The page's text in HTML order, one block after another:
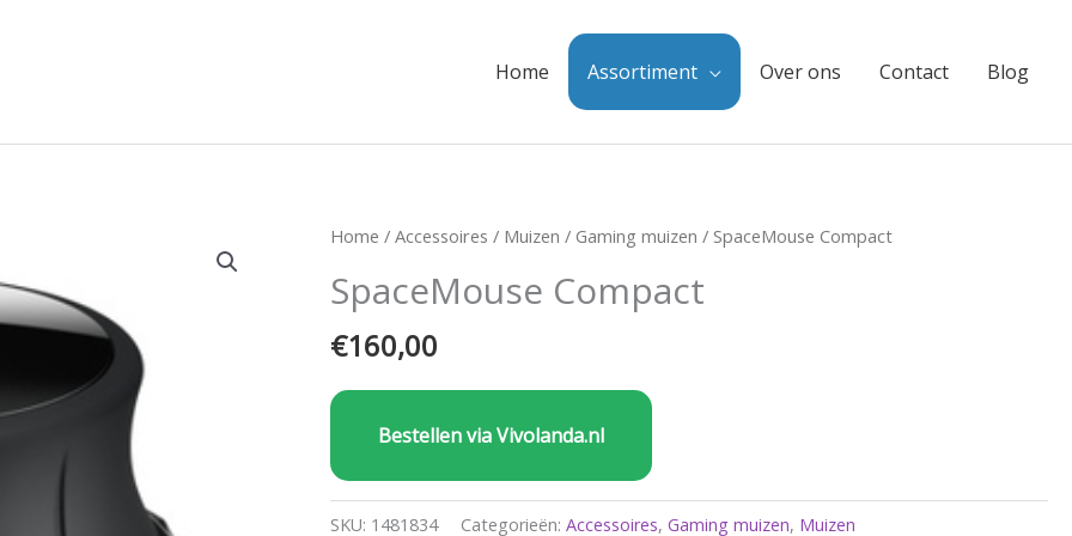
Home Assortiment Over ons Contact Blog
Home /Accessoires / Muizen / Gaming muizen / SpaceMouse Compact
SpaceMouse Compact
€160,00
Bestellen via Vivolanda.nl
SKU: 1481834 Categorieën:Accessoires,Gaming muizen, Muizen